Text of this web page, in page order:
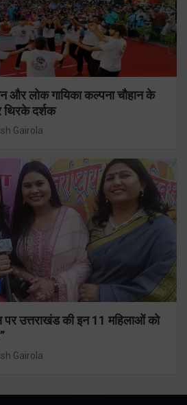
और लोक गायिका कल्पना चौहान के
थिरके दर्शक
Gairola
पर उत्तराखंड की इन 11 महिलाओं को
Gairola